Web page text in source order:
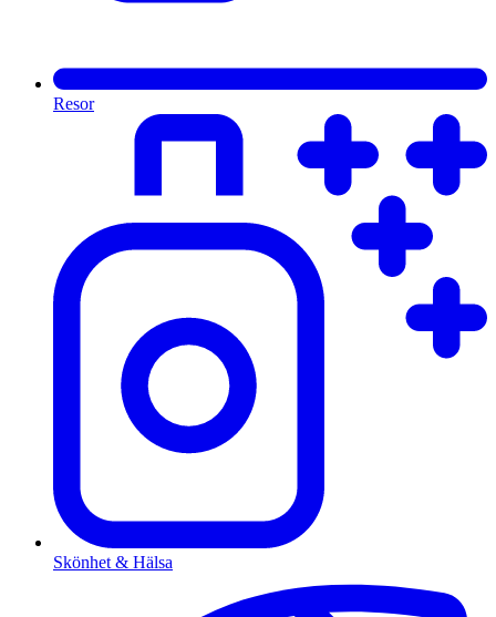
Resor
Skönhet & Hälsa